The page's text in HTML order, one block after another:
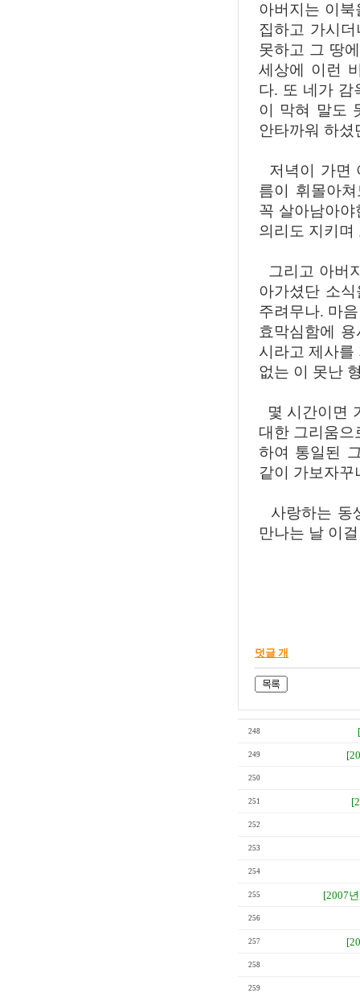
아버지는 이
집하고 가시
못하고 그 땅
세상에 이런
다. 또 네가 감
이 막혀 말도
안타까워 하셨
저녁이 가면
름이 휘몰아
꼭 살아남아
의리도 지키며
그리고 아버
아가셨단 소
주려무나. 마
효막심함에
시라고 제사를
없는 이 못난
몇 시간이면
대한 그리움으
하여 통일된
같이 가보자꾸
사랑하는 동
만나는 날 이
덧글 개
248
249
250
251
252
253
254
255 [2007
256
257
258
259